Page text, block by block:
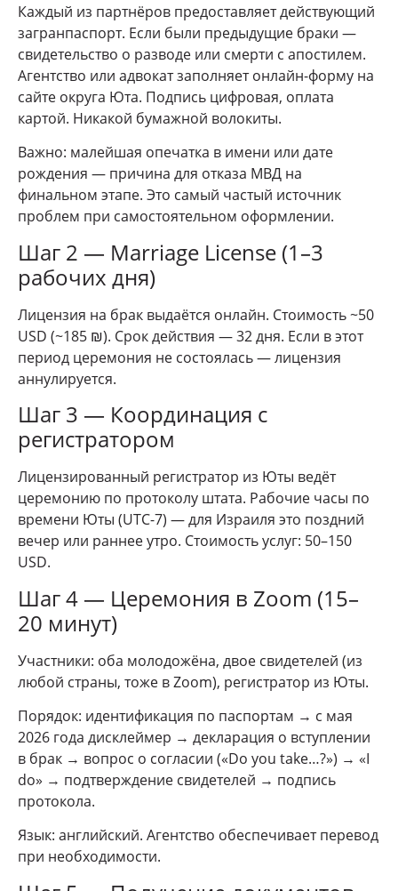
Каждый из партнёров предоставляет действующий
загранпаспорт. Если были предыдущие браки —
свидетельство о разводе или смерти с апостилем.
Агентство или адвокат заполняет онлайн-форму на
сайте округа Юта. Подпись цифровая, оплата
картой. Никакой бумажной волокиты.
Важно: малейшая опечатка в имени или дате
рождения — причина для отказа МВД на
финальном этапе. Это самый частый источник
проблем при самостоятельном оформлении.
Шаг 2 — Marriage License (1–3
рабочих дня)
Лицензия на брак выдаётся онлайн. Стоимость ~50
USD (~185 ₪). Срок действия — 32 дня. Если в этот
период церемония не состоялась — лицензия
аннулируется.
Шаг 3 — Координация с
регистратором
Лицензированный регистратор из Юты ведёт
церемонию по протоколу штата. Рабочие часы по
времени Юты (UTC-7) — для Израиля это поздний
вечер или раннее утро. Стоимость услуг: 50–150
USD.
Шаг 4 — Церемония в Zoom (15–
20 минут)
Участники: оба молодожёна, двое свидетелей (из
любой страны, тоже в Zoom), регистратор из Юты.
Порядок: идентификация по паспортам → с мая
2026 года дисклеймер → декларация о вступлении
в брак → вопрос о согласии («Do you take…?») → «I
do» → подтверждение свидетелей → подпись
протокола.
Язык: английский. Агентство обеспечивает перевод
при необходимости.